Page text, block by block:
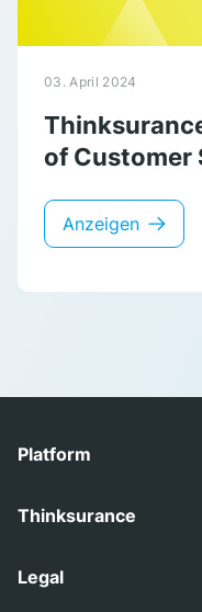
03. April 2024
of Customer
Anzeigen
Platform
Advisory Suite
Coverage Suite
Thinksurance
Careers
Legal